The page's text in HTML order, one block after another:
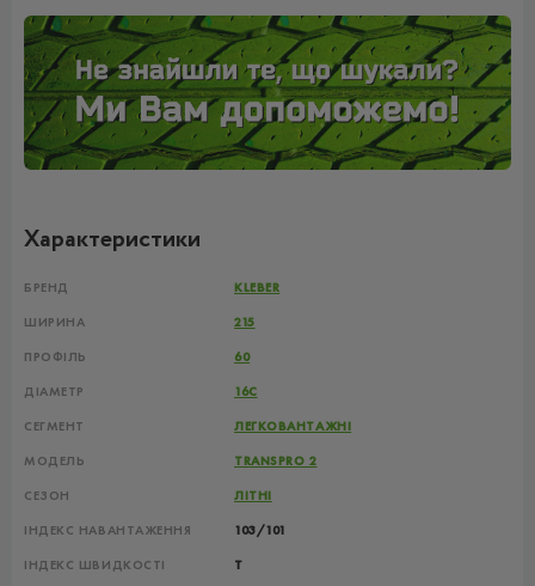
Характеристики
БРЕНД KLEBER
ШИРИНА 215
ПРОФІЛЬ 60
ДІАМЕТР 16C
СЕГМЕНТ ЛЕГКОВАНТАЖНІ
МОДЕЛЬ TRANSPRO 2
СЕЗОН ЛІТНІ
ІНДЕКС НАВАНТАЖЕННЯ 103/101
ІНДЕКС ШВИДКОСТІ T